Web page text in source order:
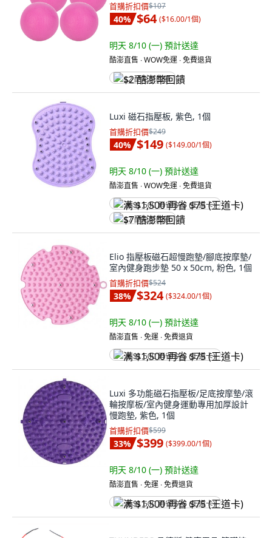
首購折扣價$107
40% $64 ($16.00/1個)
明天 8/10 (一) 預計送達
酷澎直售 ∙ WOW免運 ∙ 免費退貨
$2 酷澎幣回饋
Luxi 磁石指壓板, 紫色, 1個
首購折扣價$249
40% $149 ($149.00/1個)
明天 8/10 (一) 預計送達
酷澎直售 ∙ WOW免運 ∙ 免費退貨
满 $1,500 再省 $75 (王道卡)
$7 酷澎幣回饋
Elio 指壓板磁石超慢跑墊/腳底按摩墊/
室內健身跑步墊 50 x 50cm, 粉色, 1個
首購折扣價$524
38% $324 ($324.00/1個)
明天 8/10 (一) 預計送達
酷澎直售 ∙ 免運 ∙ 免費退貨
满 $1,500 再省 $75 (王道卡)
Luxi 多功能磁石指壓板/足底按摩墊/滾
輪按摩板/室內健身運動專用加厚設計
慢跑墊, 紫色, 1個
首購折扣價$599
33% $399 ($399.00/1個)
明天 8/10 (一) 預計送達
酷澎直售 ∙ 免運 ∙ 免費退貨
满 $1,500 再省 $75 (王道卡)